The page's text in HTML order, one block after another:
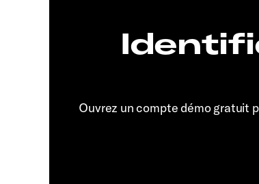
Ouvrez un compte démo gratuit